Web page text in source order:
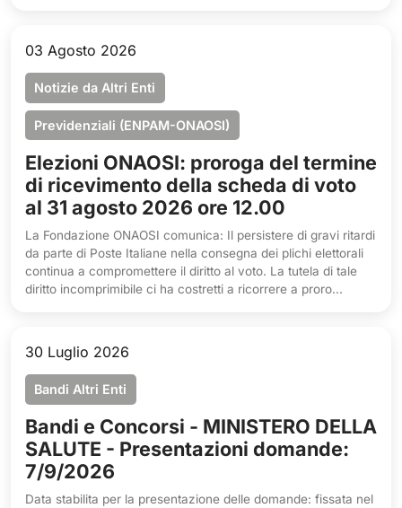
03 Agosto 2026
Notizie da Altri Enti
Previdenziali (ENPAM-ONAOSI)
Elezioni ONAOSI: proroga del termine
di ricevimento della scheda di voto
al 31 agosto 2026 ore 12.00
La Fondazione ONAOSI comunica: Il persistere di gravi ritardi
da parte di Poste Italiane nella consegna dei plichi elettorali
continua a compromettere il diritto al voto. La tutela di tale
diritto incomprimibile ci ha costretti a ricorrere a proro...
30 Luglio 2026
Bandi Altri Enti
Bandi e Concorsi - MINISTERO DELLA
SALUTE - Presentazioni domande:
7/9/2026
Data stabilita per la presentazione delle domande: fissata nel